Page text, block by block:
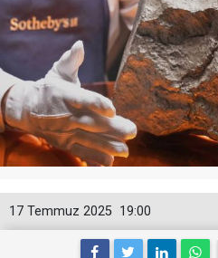
19:00
17 Temmuz 2025